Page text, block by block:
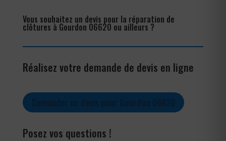
Vous souhaitez un devis pour la réparation de
clôtures à Gourdon 06620 ou ailleurs ?
Réalisez votre demande de devis en ligne
Posez vos questions !